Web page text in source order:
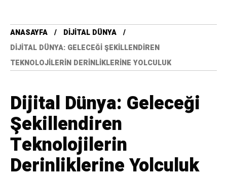
ANASAYFA
DIJITAL DÜNYA
DIJITAL DÜNYA: GELECEĞI ŞEKILLENDIREN
TEKNOLOJILERIN DERINLIKLERINE YOLCULUK
Dijital Dünya: Geleceği
Şekillendiren
Teknolojilerin
Derinliklerine Yolculuk